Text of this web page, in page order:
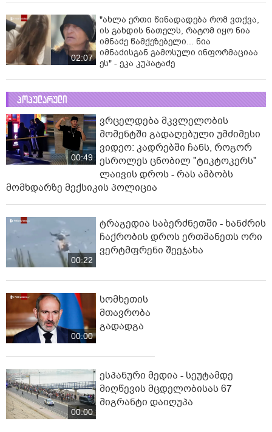
02:07
"ახლა ერთი წინადადება რომ ვთქვა,
ის გახდის ნათელს, რატომ იყო ნია
იმნაძე წამქეზებელი... ნია
იმნაძისგან გამოსული ინფორმაციაა
ეს" - ეკა კუპატაძე
პოპულარული
00:49
ვრცელდება მკვლელობის
მომენტში გადაღებული უმძიმესი
ვიდეო: კადრებში ჩანს, როგორ
ესროლეს ცნობილ "ტიკტოკერს"
ლაივის დროს - რას ამბობს
მომხდარზე მექსიკის პოლიცია
00:22
ტრაგედია საბერძნეთში - ხანძრის
ჩაქრობის დროს ერთმანეთს ორი
ვერტმფრენი შეეჯახა
00:00
სომხეთის
მთავრობა
გადადგა
00:00
ესპანური მედია - სეუტამდე
მიღწევის მცდელობისას 67
მიგრანტი დაიღუპა